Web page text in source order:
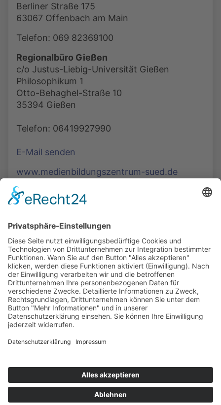
Berliner Straße 175
63067 Offenbach am Main
Telefon: 069 82369100
Regionalbüro Gießen
c/o Justus-Liebig-Universität Gießen
Philosophikum 1
Otto-Behaghel-Straße 10
35394 Gießen
Telefon: 06419927990
E-Mail senden
www.medienbildungszentrum-sued.de
Podcasts, Themen und Informationen.
Entdecken Sie unser Forum für Medien, Bildung
und Demokratie - jederzeit und überall
verfügbar.
Mehr erfahren
COOKIE-EINSTELLUNGEN